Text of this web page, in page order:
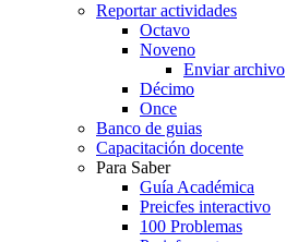
Reportar actividades
Octavo
Noveno
Enviar archivo
Décimo
Once
Banco de guias
Capacitación docente
Para Saber
Guía Académica
Preicfes interactivo
100 Problemas